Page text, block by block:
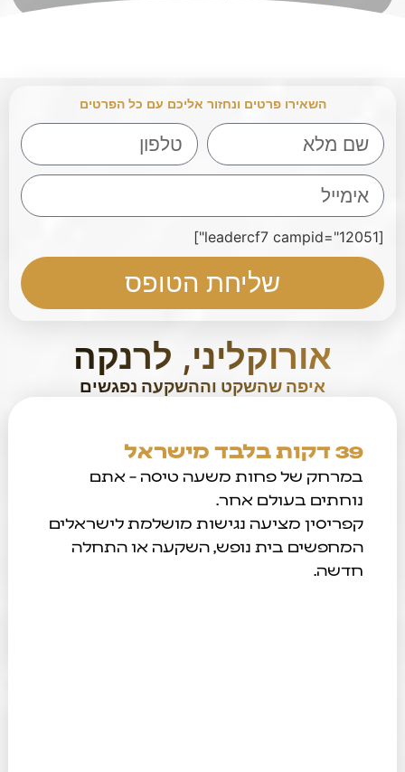
השאירו פרטים ונחזור אליכם עם כל הפרטים
[leadercf7 campid="12051"]
שליחת הטופס
אורוקליני, לרנקה
איפה שהשקט וההשקעה נפגשים
39 דקות בלבד מישראל
במרחק של פחות משעה טיסה – אתם
נוחתים בעולם אחר.
קפריסין מציעה נגישות מושלמת לישראלים
המחפשים בית נופש, השקעה או התחלה
חדשה.